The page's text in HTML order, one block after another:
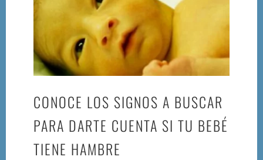
CONOCE LOS SIGNOS A BUSCAR
PARA DARTE CUENTA SI TU BEBÉ
TIENE HAMBRE